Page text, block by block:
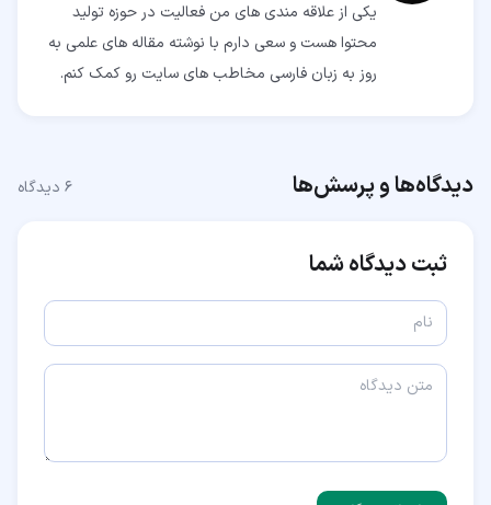
یکی از علاقه مندی های من فعالیت در حوزه تولید
محتوا هست و سعی دارم با نوشته مقاله های علمی به
روز به زبان فارسی مخاطب های سایت رو کمک کنم.
دیدگاه‌ها و پرسش‌ها ۶ دیدگاه
ثبت دیدگاه شما